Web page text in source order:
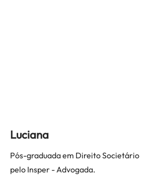
Luciana
Pós-graduada em Direito Societário
pelo Insper - Advogada.